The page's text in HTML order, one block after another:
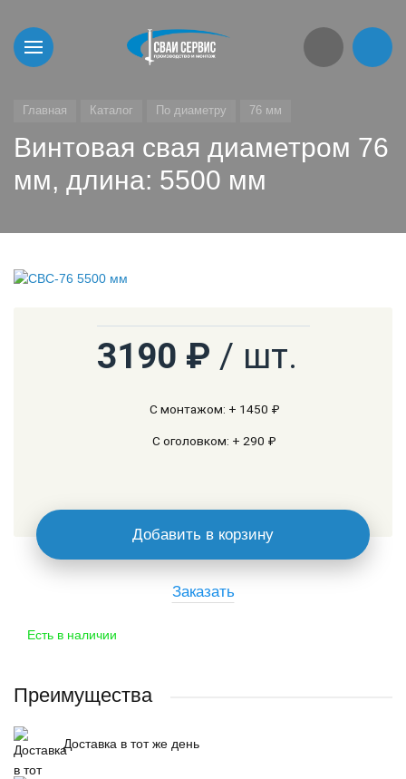
Главная Каталог По диаметру 76 мм
Винтовая свая диаметром 76
мм, длина: 5500 мм
Есть в наличии
3190 ₽ / шт.
С монтажом: + 1450 ₽
С оголовком: + 290 ₽
Добавить в корзину
Заказать
Преимущества
Доставка в тот же день